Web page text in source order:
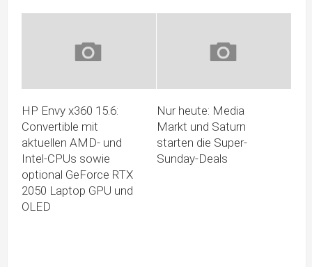
HP Envy x360 15.6:
Convertible mit
aktuellen AMD- und
Intel-CPUs sowie
optional GeForce RTX
2050 Laptop GPU und
OLED
Nur heute: Media
Markt und Saturn
starten die Super-
Sunday-Deals